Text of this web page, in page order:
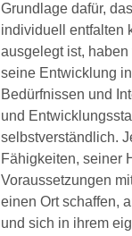
Grundlage dafür,
individuell entfalten
ausgelegt ist,
seine Entwicklung
Bedürfnissen und
und
selbstverständlich.
Fähigkeiten, seiner
Voraussetzungen
einen Ort schaffen,
und sich in ihrem